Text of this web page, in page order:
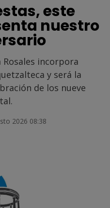
este
nuestro
incorpora
y será la
de los nueve
2026 08:38